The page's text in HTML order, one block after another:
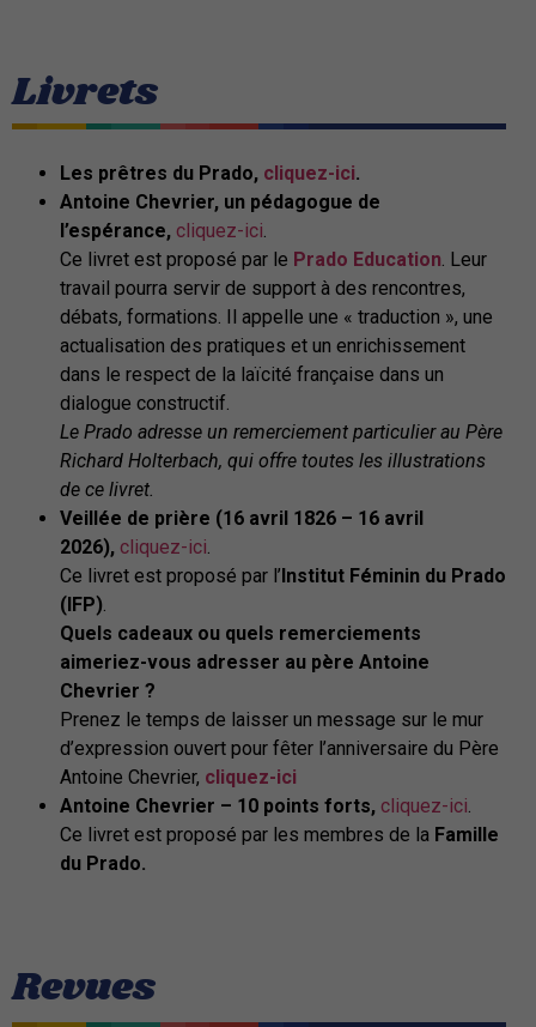
Livrets
Les prêtres du Prado, cliquez-ici.
Antoine Chevrier, un pédagogue de
l’espérance, cliquez-ici.
Ce livret est proposé par le Prado Education. Leur
travail pourra servir de support à des rencontres,
débats, formations. Il appelle une « traduction », une
actualisation des pratiques et un enrichissement
dans le respect de la laïcité française dans un
dialogue constructif.
Le Prado adresse un remerciement particulier au Père
Richard Holterbach, qui offre toutes les illustrations
de ce livret.
Veillée de prière (16 avril 1826 – 16 avril
2026), cliquez-ici.
Ce livret est proposé par l’ Institut Féminin du Prado
(IFP).
Quels cadeaux ou quels remerciements
aimeriez-vous adresser au père Antoine
Chevrier ?
Prenez le temps de laisser un message sur le mur
d’expression ouvert pour fêter l’anniversaire du Père
Antoine Chevrier, cliquez-ici
Antoine Chevrier – 10 points forts, cliquez-ici.
Ce livret est proposé par les membres de la Famille
du Prado.
Revues